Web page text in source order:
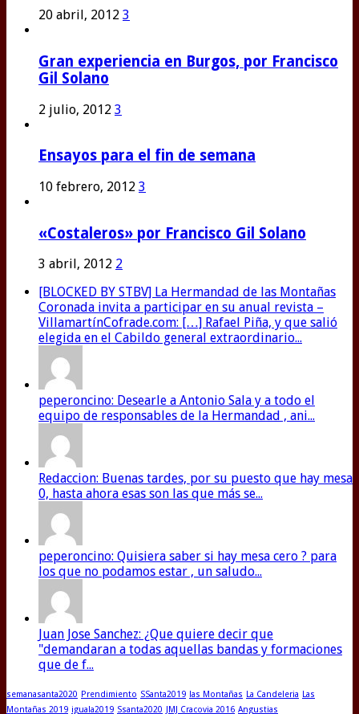
20 abril, 2012 3
Gran experiencia en Burgos, por Francisco
Gil Solano
2 julio, 2012 3
Ensayos para el fin de semana
10 febrero, 2012 3
«Costaleros» por Francisco Gil Solano
3 abril, 2012 2
[BLOCKED BY STBV] La Hermandad de las Montañas
Coronada invita a participar en su anual revista –
VillamartínCofrade.com: […] Rafael Piña, y que salió
elegida en el Cabildo general extraordinario...
peperoncino: Desearle a Antonio Sala y a todo el
equipo de responsables de la Hermandad , ani...
Redaccion: Buenas tardes, por su puesto que hay mesa
0, hasta ahora esas son las que más se...
peperoncino: Quisiera saber si hay mesa cero ? para
los que no podamos estar , un saludo...
Juan Jose Sanchez: ¿Que quiere decir que
"demandaran a todas aquellas bandas y formaciones
que de f...
semanasanta2020 Prendimiento SSanta2019 las Montañas La Candeleria Las
Montañas 2019 iguala2019 Ssanta2020 JMJ Cracovia 2016 Angustias